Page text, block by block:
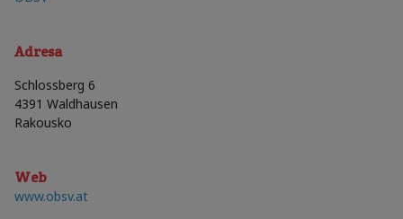
Adresa
Schlossberg 6
4391 Waldhausen
Rakousko
Web
www.obsv.at